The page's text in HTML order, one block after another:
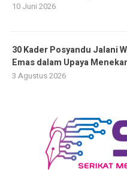
10 Juni 2026
30 Kader Posyandu Jalani
Emas dalam Upaya
3 Agustus 2026